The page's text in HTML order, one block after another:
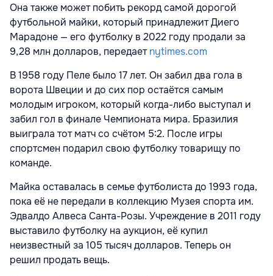
Она также может побить рекорд самой дорогой
футбольной майки, который принадлежит Диего
Марадоне — его футболку в 2022 году продали за
9,28 млн долларов, передаетnytimes.com
В 1958 году Пеле было 17 лет. Он забил два гола в
ворота Швеции и до сих пор остаётся самым
молодым игроком, который когда-либо выступал и
забил гол в финале Чемпионата мира. Бразилия
выиграла тот матч со счётом 5:2. После игры
спортсмен подарил свою футболку товарищу по
команде.
Майка оставалась в семье футболиста до 1993 года,
пока её не передали в коллекцию Музея спорта им.
Эдвалдо Алвеса Санта-Розы. Учреждение в 2011 году
выставило футболку на аукцион, её купил
неизвестный за 105 тысяч долларов. Теперь он
решил продать вещь.